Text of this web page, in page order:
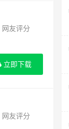
网友评分
立即下载
网友评分